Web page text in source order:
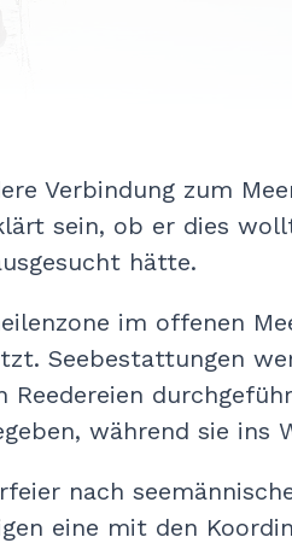
Verbindung zum
sein, ob er dies
hätte.
im offenen
Seebestattungen
während sie ins
nach
eine mit den